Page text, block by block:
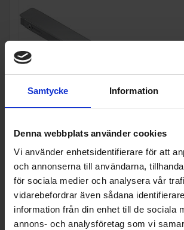
Samtycke Information
Denna webbplats använder cookies
Vi använder enhetsidentifierare för att
och annonserna till användarna,
för sociala medier och analysera vår
vidarebefordrar även sådana
information från din enhet till de sociala
annons- och analysföretag som vi
Tillbehör spishäll
Smeg Sammanbindningskit LGCN